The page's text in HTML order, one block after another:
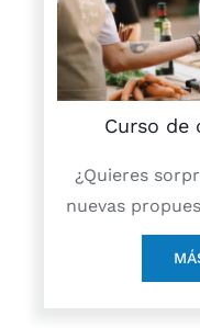
Curso de
¿Quieres
nuevas